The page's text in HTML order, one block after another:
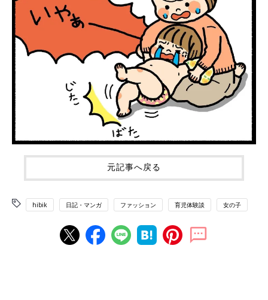
元記事へ戻る
hibik 日記・マンガ ファッション 育児体験談 女の子